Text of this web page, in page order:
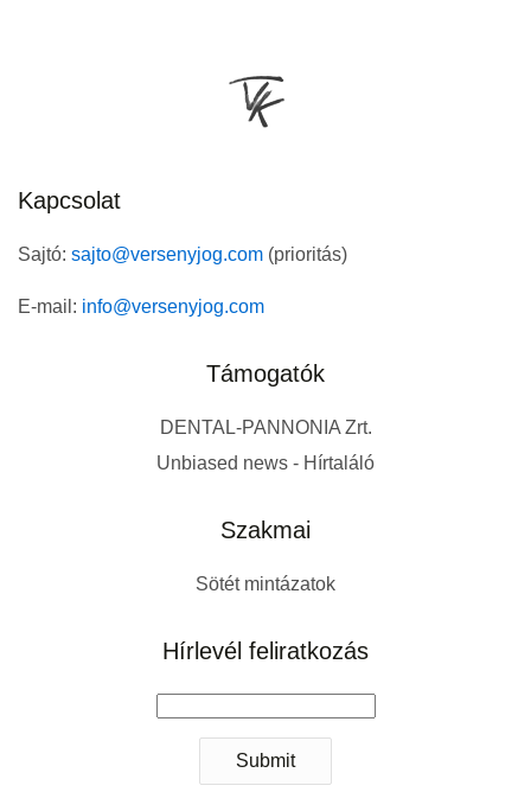
Kapcsolat
Sajtó: sajto@versenyjog.com (prioritás)
E-mail: info@versenyjog.com
Támogatók
DENTAL-PANNONIA Zrt.
Unbiased news - Hírtaláló
Szakmai
Sötét mintázatok
Hírlevél feliratkozás
Submit